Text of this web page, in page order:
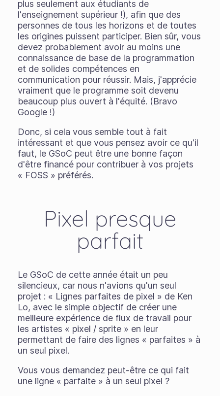
plus seulement aux étudiants de
l'enseignement supérieur !), afin que des
personnes de tous les horizons et de toutes
les origines puissent participer. Bien sûr, vous
devez probablement avoir au moins une
connaissance de base de la programmation
et de solides compétences en
communication pour réussir. Mais, j'apprécie
vraiment que le programme soit devenu
beaucoup plus ouvert à l'équité. (Bravo
Google !)
Donc, si cela vous semble tout à fait
intéressant et que vous pensez avoir ce qu'il
faut, le GSoC peut être une bonne façon
d'être financé pour contribuer à vos projets
« FOSS » préférés.
Pixel presque
parfait
Le GSoC de cette année était un peu
silencieux, car nous n'avions qu'un seul
projet : « Lignes parfaites de pixel » de Ken
Lo, avec le simple objectif de créer une
meilleure expérience de flux de travail pour
les artistes « pixel / sprite » en leur
permettant de faire des lignes « parfaites » à
un seul pixel.
Vous vous demandez peut-être ce qui fait
une ligne « parfaite » à un seul pixel ?